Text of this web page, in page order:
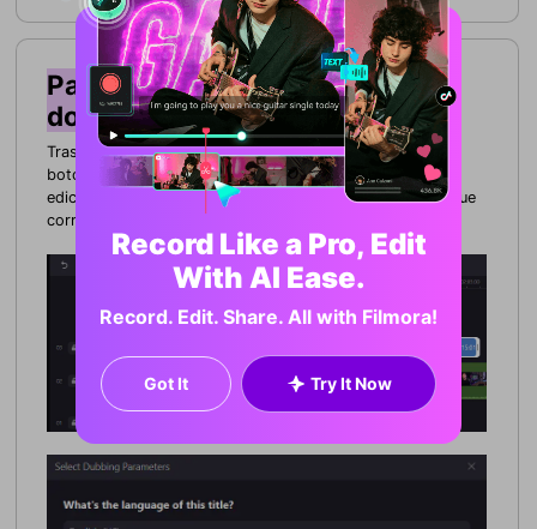
Paso 2. Iniciar transcripción de
doblaje
Tras seleccionar el segmento de subtítulos, haz clic en el
botón Doblaje con IA, en la parte superior del área de
edición, y luego en Seleccionar parámetros de doblaje (que
corresponde a los ajustes de idioma y voz).
Record Like a Pro, Edit
With AI Ease.
Record. Edit. Share. All with Filmora!
Got It Try It Now